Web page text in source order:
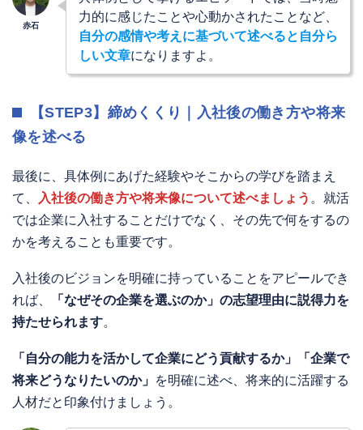
力的に感じたことや心動かされたことなど、
自分の感情や考えに基づいて述べると自分ら
しい文章になりますよ。
【STEP3】締めくくり｜入社後の働き方や将来
像を述べる
最後に、具体例にあげた経験やそこからの学びを踏まえ
て、
入社後の働き方や将来像について述べましょう 。就活
では企業に入社することだけでなく、その先で何をするの
かを考えることも重要です。
入社後のビジョンを明確に持っていることをアピールでき
れば、
「なぜその企業を選ぶのか」の志望理由に説得力を
持たせられます。
「自分の能力を活かして企業にどう貢献するか」「企業で
将来どうなりたいのか」 を明確に述べ、将来的に活躍する
人材だと印象付けましょう。